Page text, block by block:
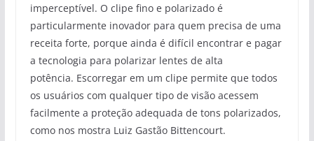
imperceptível. O clipe fino e polarizado é
particularmente inovador para quem precisa de uma
receita forte, porque ainda é difícil encontrar e pagar
a tecnologia para polarizar lentes de alta
potência. Escorregar em um clipe permite que todos
os usuários com qualquer tipo de visão acessem
facilmente a proteção adequada de tons polarizados,
como nos mostra Luiz Gastão Bittencourt.